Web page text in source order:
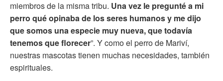
miembros de la misma tribu. Una vez le pregunté a mi
perro qué opinaba de los seres humanos y me dijo
que somos una especie muy nueva, que todavía
tenemos que florecer”. Y como el perro de Mariví,
nuestras mascotas tienen muchas necesidades, también
espirituales.